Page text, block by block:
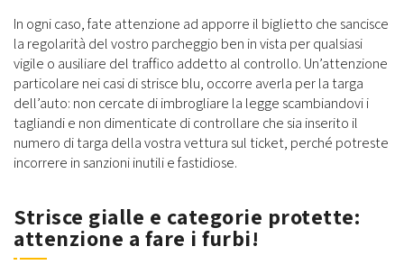
In ogni caso, fate attenzione ad apporre il biglietto che sancisce
la regolarità del vostro parcheggio ben in vista per qualsiasi
vigile o ausiliare del traffico addetto al controllo. Un’attenzione
particolare nei casi di strisce blu, occorre averla per la targa
dell’auto: non cercate di imbrogliare la legge scambiandovi i
tagliandi e non dimenticate di controllare che sia inserito il
numero di targa della vostra vettura sul ticket, perché potreste
incorrere in sanzioni inutili e fastidiose.
Strisce gialle e categorie protette:
attenzione a fare i furbi!